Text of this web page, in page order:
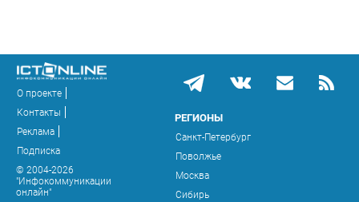
О проекте
Контакты
Реклама
Подписка
© 2004-2026
"Инфокоммуникации
онлайн"
РЕГИОНЫ
Санкт-Петербург
Поволжье
Москва
Сибирь